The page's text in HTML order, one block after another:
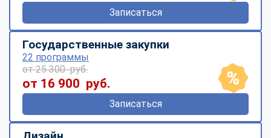
Записаться
Государственные закупки
22 программы
от 25 300 руб.
от 16 900 руб.
Записаться